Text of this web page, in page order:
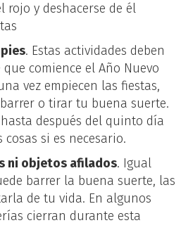
rojo y deshacerse de él
. Estas actividades deben
comience el Año Nuevo
vez empiecen las fiestas,
o tirar tu buena suerte.
después del quinto día
si es necesario.
ni objetos afilados. Igual
barrer la buena suerte, las
de tu vida. En algunos
cierran durante esta